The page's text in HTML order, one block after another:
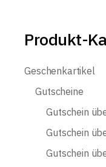
Produkt-
Geschenkartikel
Gutscheine
Gutschein
Gutschein
Gutschein